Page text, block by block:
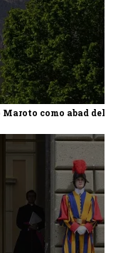
como abad del